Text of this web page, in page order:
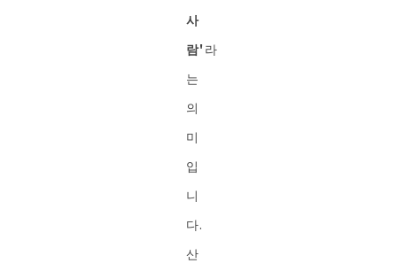
사
람' 라
는
의
미
입
니
다.
산